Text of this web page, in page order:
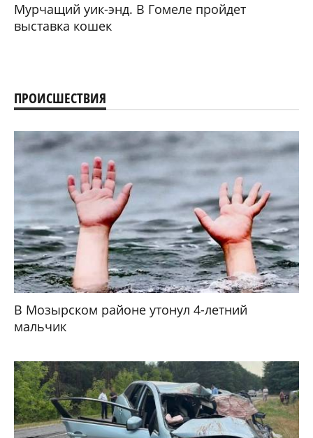
Мурчащий уик-энд. В Гомеле пройдет
выставка кошек
ПРОИСШЕСТВИЯ
В Мозырском районе утонул 4-летний
мальчик